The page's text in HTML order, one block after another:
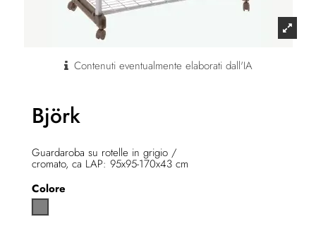
Contenuti eventualmente elaborati dall'IA
Björk
Guardaroba su rotelle in grigio /
cromato, ca LAP: 95x95-170x43 cm
Colore